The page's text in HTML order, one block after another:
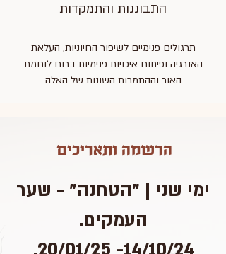
התבוננות והתמקדות
תרגולים פנימיים לשיפור החיוניות, העלאת
האנרגיה ופיתוח איכויות פנימיות ברוח לוחמת
האור וההתמרות השונות של האלה
הרשמה ותאריכים
ימי שני | ״הטחנה״ - שער
העמקים.